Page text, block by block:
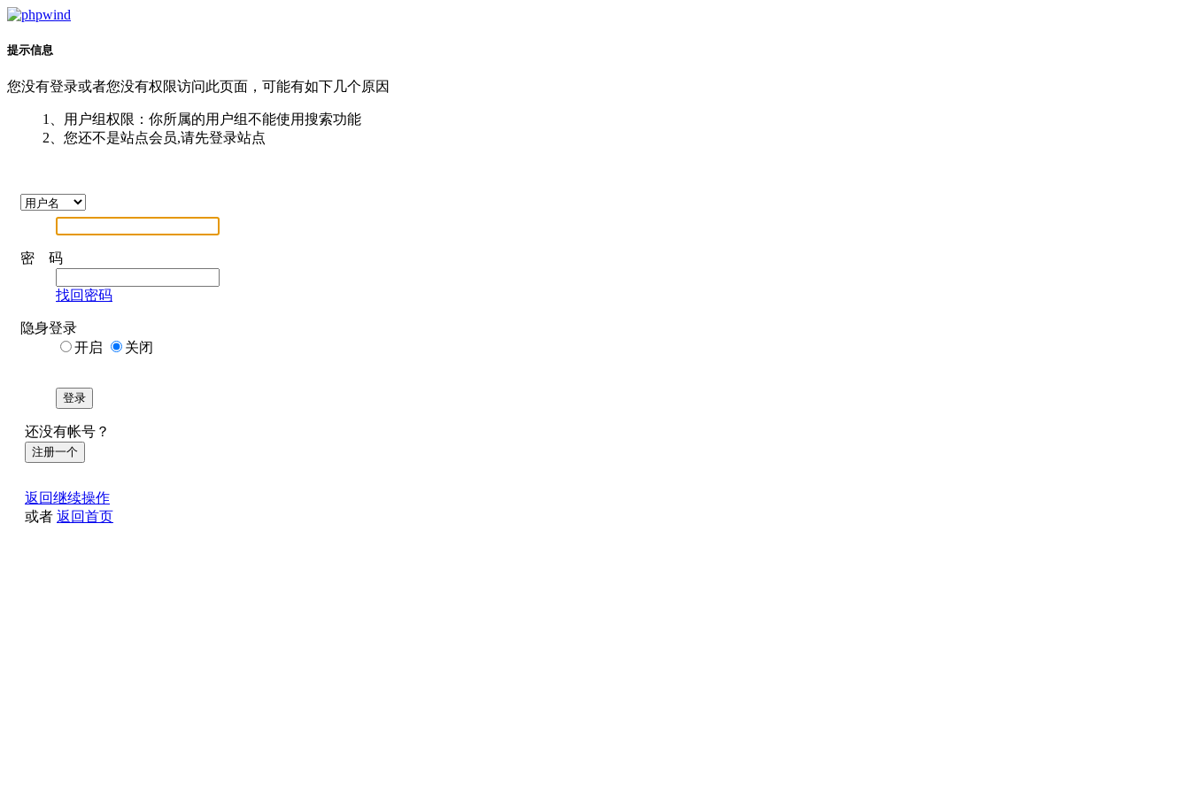
提示信息
您没有登录或者您没有权限访问此页面，可能有如下几个原因
1、用户组权限：你所属的用户组不能使用搜索功能
2、您还不是站点会员,请先登录站点
密 码
找回密码
隐身登录
开启
关闭
登录
还没有帐号？
注册一个
返回继续操作
或者 返回首页